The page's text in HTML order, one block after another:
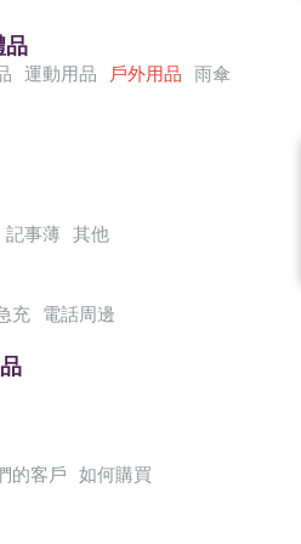
品
運動用品 戶外用品
雨傘
記事薄 其他
充 電話周邊
的客戶 如何購買